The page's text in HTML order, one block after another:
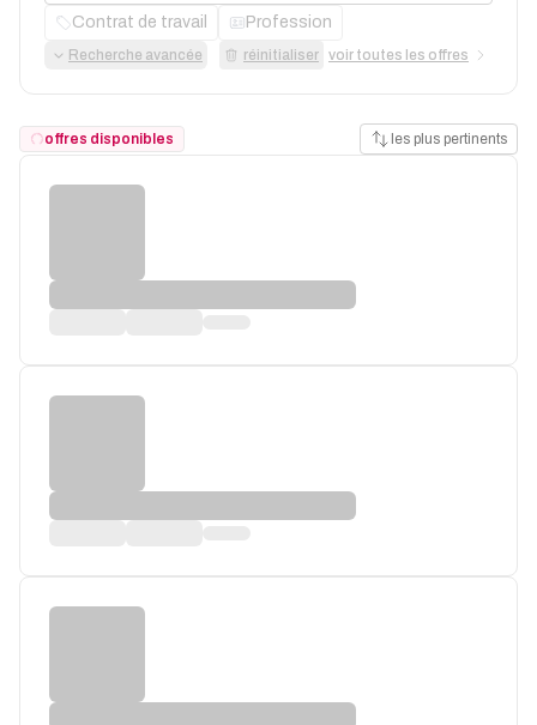
Contrat de travail Profession
Recherche avancée réinitialiser voir toutes les offres
offres disponibles les plus pertinents